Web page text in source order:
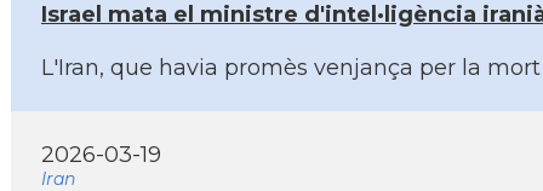
Israel mata el ministre d'intel·ligència
L'Iran, que havia promès venjança per la
2026-03-19
Iran